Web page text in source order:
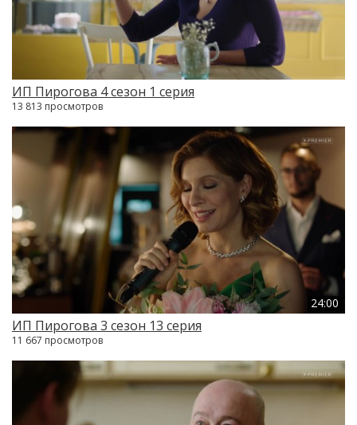
ИП Пирогова 4 сезон 1 серия
13 813 просмотров
24:00
ИП Пирогова 3 сезон 13 серия
11 667 просмотров